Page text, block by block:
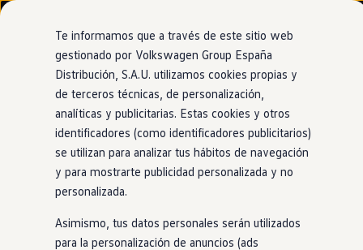
Ir
directamente
al contenido
Ir
directamente
al pie de
página
Nuevo ID. Cross
Vehículos Comerciales
Compra y ofertas
Volkswagen nuevo en stock
Volkswagen de ocasión
Financiación
My Renting
My Way
Seguros
Empresas
Autoescuelas
Eléctricos e híbridos
Más sobre híbridos
Plan Auto +
Car2X
Conocelo que pasa
más adelante
Te informamos que a través de este sitio web
gestionado por Volkswagen Group España
Distribución, S.A.U. utilizamos cookies propias y
de terceros técnicas, de personalización,
analíticas y publicitarias. Estas cookies y otros
identificadores (como identificadores publicitarios)
se utilizan para analizar tus hábitos de navegación
y para mostrarte publicidad personalizada y no
personalizada.
Asimismo, tus datos personales serán utilizados
para la personalización de anuncios (ads